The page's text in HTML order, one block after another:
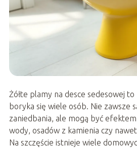
Żółte plamy na desce sedesowej
boryka się wiele osób. Nie zawsze
zaniedbania, ale mogą być efektem
wody, osadów z kamienia czy
Na szczęście istnieje wiele